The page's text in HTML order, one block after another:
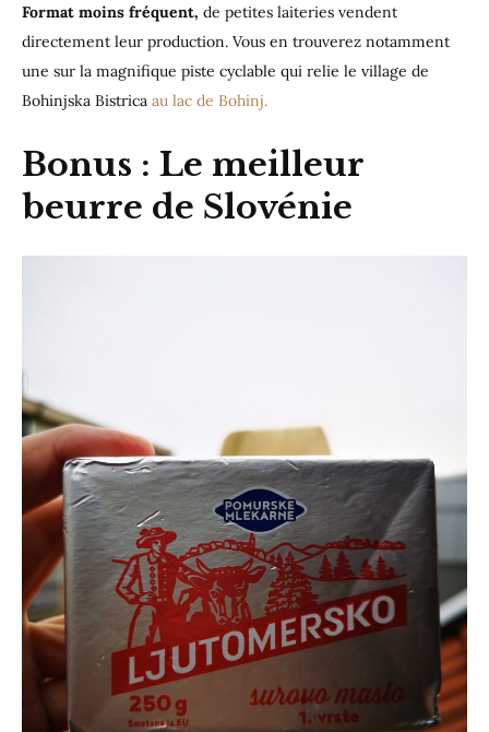
Format moins fréquent, de petites laiteries vendent
directement leur production. Vous en trouverez notamment
une sur la magnifique piste cyclable qui relie le village de
Bohinjska Bistrica au lac de Bohinj.
Bonus : Le meilleur
beurre de Slovénie